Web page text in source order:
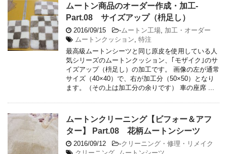
ムートン商品のオーダー作成・加工-
Part.08 サイズアップ（枡足し）
2016/09/15 -ムートン工場, 加工・オーダー
ムートンクッション, 特注
最高級ムートンシーツと同じ原皮を使用している人
気シリーズのムートンクッション、｢モザイク｣のサ
イズアップ（枡足し）の加工です。 画像の左が通常
サイズ（40×40）で、右が加工分（50×50）となり
ます。（その上は加工分の余りです） 車の座席 ...
ムートンクリーニング【ビフォー＆アフ
ター】 Part.08 花柄ムートンシーツ
2016/09/12 -クリーニング・修理・リメイク